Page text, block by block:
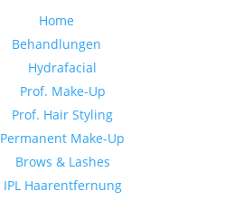
Home
Behandlungen
Hydrafacial
Prof. Make-Up
Prof. Hair Styling
Permanent Make-Up
Brows & Lashes
IPL Haarentfernung